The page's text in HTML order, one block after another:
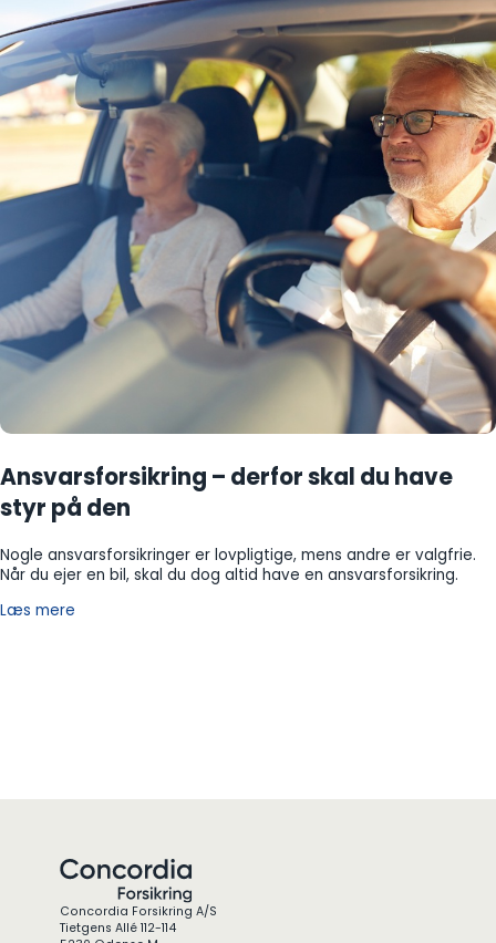
Ansvarsforsikring – derfor skal du have
styr på den
Nogle ansvarsforsikringer er lovpligtige, mens andre er valgfrie.
Når du ejer en bil, skal du dog altid have en ansvarsforsikring.
Læs mere
Concordia Forsikring A/S
Tietgens Allé 112-114